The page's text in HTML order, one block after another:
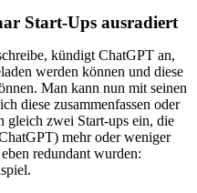
Start-Ups ausradiert
kündigt ChatGPT an,
werden können und diese
Man kann nun mit seinen
diese zusammenfassen oder
gleich zwei Start-ups ein, die
mehr oder weniger
redundant wurden: